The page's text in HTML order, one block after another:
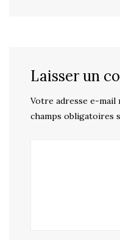
Laisser un
Votre adresse e-mail
champs obligatoires